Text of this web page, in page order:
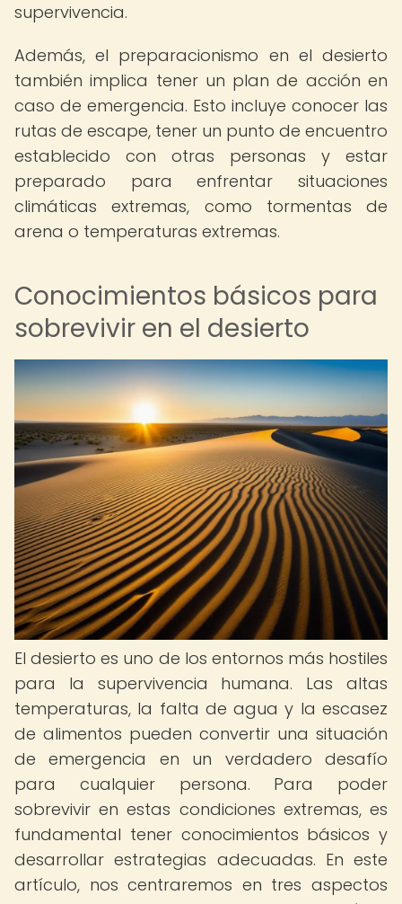
supervivencia.
Además, el preparacionismo en el desierto
también implica tener un plan de acción en
caso de emergencia. Esto incluye conocer las
rutas de escape, tener un punto de encuentro
establecido con otras personas y estar
preparado para enfrentar situaciones
climáticas extremas, como tormentas de
arena o temperaturas extremas.
Conocimientos básicos para
sobrevivir en el desierto
El desierto es uno de los entornos más hostiles
para la supervivencia humana. Las altas
temperaturas, la falta de agua y la escasez
de alimentos pueden convertir una situación
de emergencia en un verdadero desafío
para cualquier persona. Para poder
sobrevivir en estas condiciones extremas, es
fundamental tener conocimientos básicos y
desarrollar estrategias adecuadas. En este
artículo, nos centraremos en tres aspectos